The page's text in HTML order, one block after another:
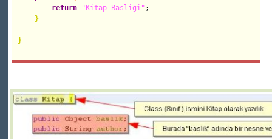
return
"Kitap Basligi" ;
}
}